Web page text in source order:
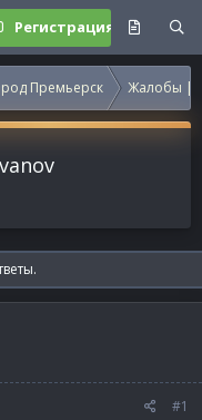
Регистрация
Премьерск Жалобы |
#1